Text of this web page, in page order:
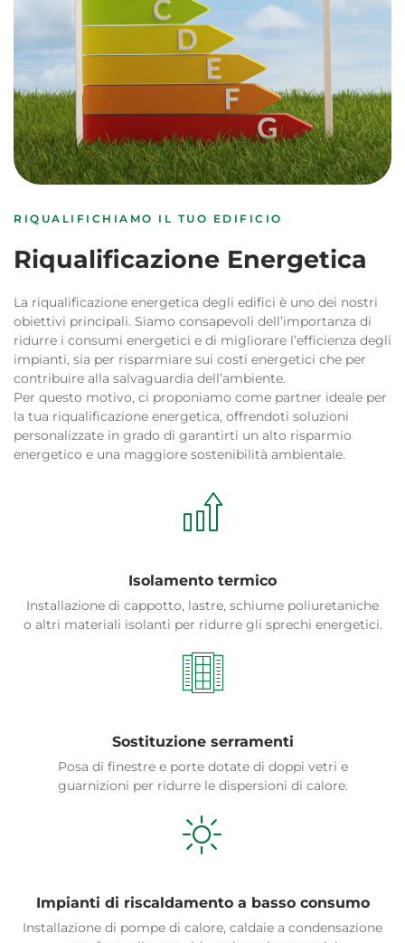
RIQUALIFICHIAMO IL TUO EDIFICIO
Riqualificazione Energetica
La riqualificazione energetica degli edifici è uno dei nostri
obiettivi principali. Siamo consapevoli dell’importanza di
ridurre i consumi energetici e di migliorare l’efficienza degli
impianti, sia per risparmiare sui costi energetici che per
contribuire alla salvaguardia dell’ambiente.
Per questo motivo, ci proponiamo come partner ideale per
la tua riqualificazione energetica, offrendoti soluzioni
personalizzate in grado di garantirti un alto risparmio
energetico e una maggiore sostenibilità ambientale.
Isolamento termico
Installazione di cappotto, lastre, schiume poliuretaniche
o altri materiali isolanti per ridurre gli sprechi energetici.
Sostituzione serramenti
Posa di finestre e porte dotate di doppi vetri e
guarnizioni per ridurre le dispersioni di calore.
Impianti di riscaldamento a basso consumo
Installazione di pompe di calore, caldaie a condensazione